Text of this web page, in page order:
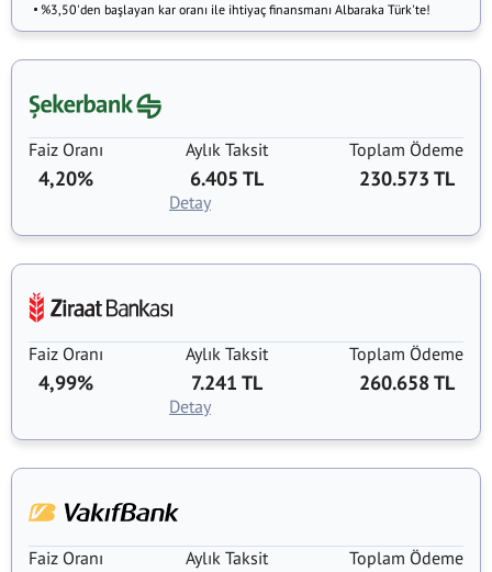
%3,50'den başlayan kar oranı ile ihtiyaç finansmanı Albaraka Türk'te!
Faiz Oranı
4,20%
Aylık Taksit
6.405 TL
Toplam Ödeme
230.573 TL
Detay
Faiz Oranı
4,99%
Aylık Taksit
7.241 TL
Toplam Ödeme
260.658 TL
Detay
Faiz Oranı Aylık Taksit Toplam Ödeme